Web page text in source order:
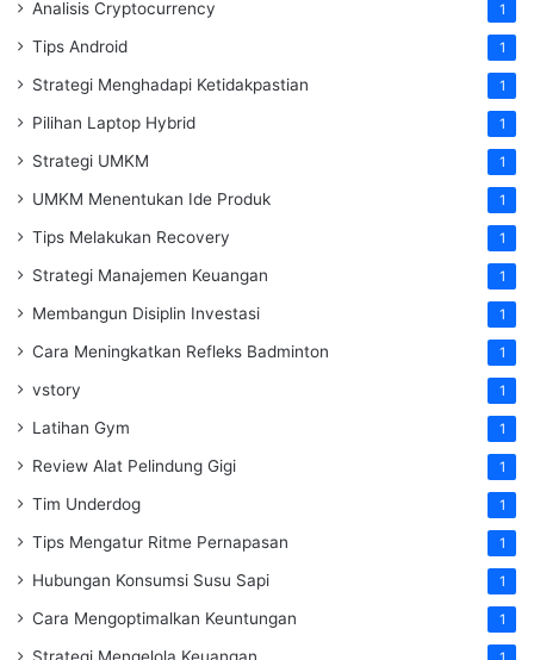
Analisis Cryptocurrency 1
Tips Android 1
Strategi Menghadapi Ketidakpastian 1
Pilihan Laptop Hybrid 1
Strategi UMKM 1
UMKM Menentukan Ide Produk 1
Tips Melakukan Recovery 1
Strategi Manajemen Keuangan 1
Membangun Disiplin Investasi 1
Cara Meningkatkan Refleks Badminton 1
vstory 1
Latihan Gym 1
Review Alat Pelindung Gigi 1
Tim Underdog 1
Tips Mengatur Ritme Pernapasan 1
Hubungan Konsumsi Susu Sapi 1
Cara Mengoptimalkan Keuntungan 1
Strategi Mengelola Keuangan